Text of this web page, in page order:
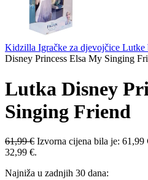
Kidzilla Igračke za djevojčice Lutke
Disney Princess Elsa My Singing
Lutka Disney
Singing Friend
61,99€ Izvorna cijena bila je: 61,99
32,99 €.
Najniža u zadnjih 30 dana: